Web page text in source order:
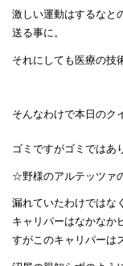
激しい運動はするなと
送る事に。
それにしても医療の技
そんなわけで本日のク
ゴミですがゴミではあ
☆野様のアルテッツァ
漏れていたわけではな
キャリパーはなかなか
すがこのキャリパーは